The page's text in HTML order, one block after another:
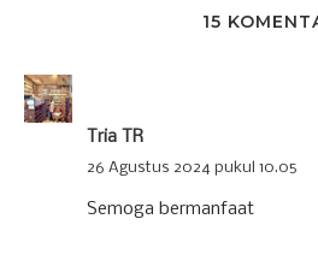
15
Tria TR
26 Agustus 2024 pukul 10.05
Semoga bermanfaat